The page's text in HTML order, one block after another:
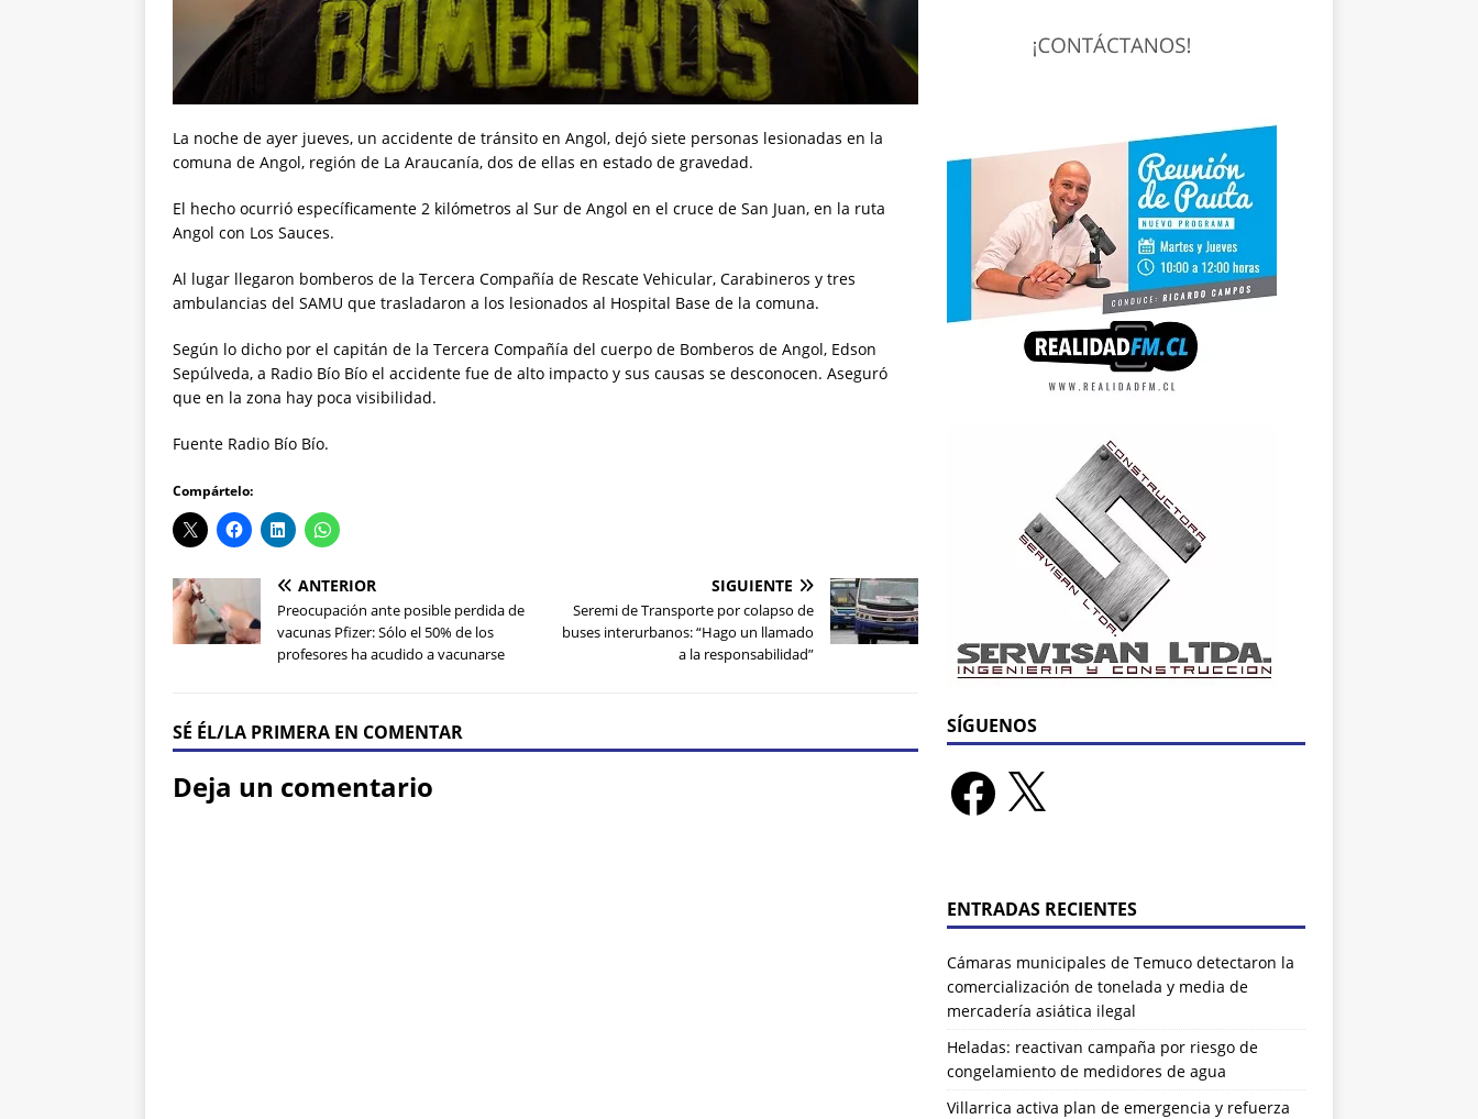
La noche de ayer jueves, un accidente de tránsito en Angol, dejó siete personas lesionadas en la
comuna de Angol, región de La Araucanía, dos de ellas en estado de gravedad.
El hecho ocurrió específicamente 2 kilómetros al Sur de Angol en el cruce de San Juan, en la ruta
Angol con Los Sauces.
Al lugar llegaron bomberos de la Tercera Compañía de Rescate Vehicular, Carabineros y tres
ambulancias del SAMU que trasladaron a los lesionados al Hospital Base de la comuna.
Según lo dicho por el capitán de la Tercera Compañía del cuerpo de Bomberos de Angol, Edson
Sepúlveda, a Radio Bío Bío el accidente fue de alto impacto y sus causas se desconocen. Aseguró
que en la zona hay poca visibilidad.
Fuente Radio Bío Bío.
Compártelo:
ANTERIOR
Preocupación ante posible perdida de
vacunas Pfizer: Sólo el 50% de los
profesores ha acudido a vacunarse
SIGUIENTE
Seremi de Transporte por colapso de
buses interurbanos: “Hago un llamado
a la responsabilidad”
SÉ ÉL/LA PRIMERA EN COMENTAR
Deja un comentario
SÍGUENOS
ENTRADAS RECIENTES
Cámaras municipales de Temuco detectaron la
comercialización de tonelada y media de
mercadería asiática ilegal
Heladas: reactivan campaña por riesgo de
congelamiento de medidores de agua
Villarrica activa plan de emergencia y refuerza